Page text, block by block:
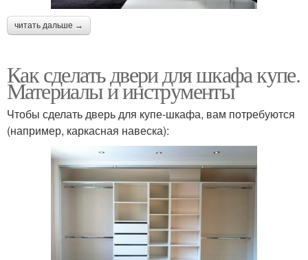
читать дальше →
Как сделать двери для шкафа купе.
Материалы и инструменты
Чтобы сделать дверь для купе-шкафа, вам потребуются
(например, каркасная навеска):